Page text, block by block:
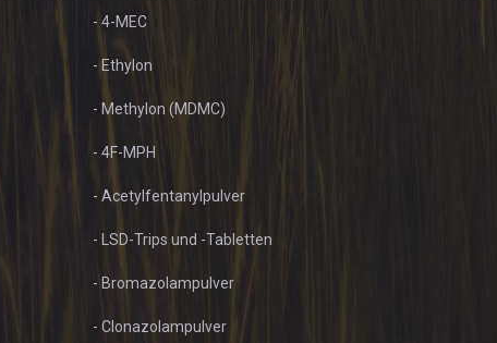
- 4-MEC
- Ethylon
- Methylon (MDMC)
- 4F-MPH
- Acetylfentanylpulver
- LSD-Trips und -Tabletten
- Bromazolampulver
- Clonazolampulver